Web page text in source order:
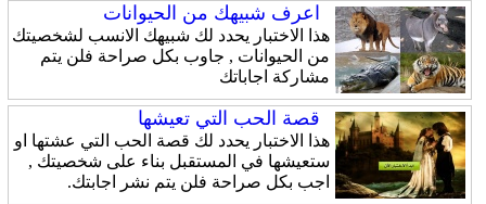
اعرف شبيهك من الحيوانات
هذا الاختبار يحدد لك شبيهك الانسب لشخصيتك
من الحيوانات , جاوب بكل صراحة فلن يتم
مشاركة اجاباتك
قصة الحب التي تعيشها
هذا الاختبار يحدد لك قصة الحب التي عشتها او
ستعيشها في المستقبل بناء على شخصيتك ,
اجب بكل صراحة فلن يتم نشر اجابتك.